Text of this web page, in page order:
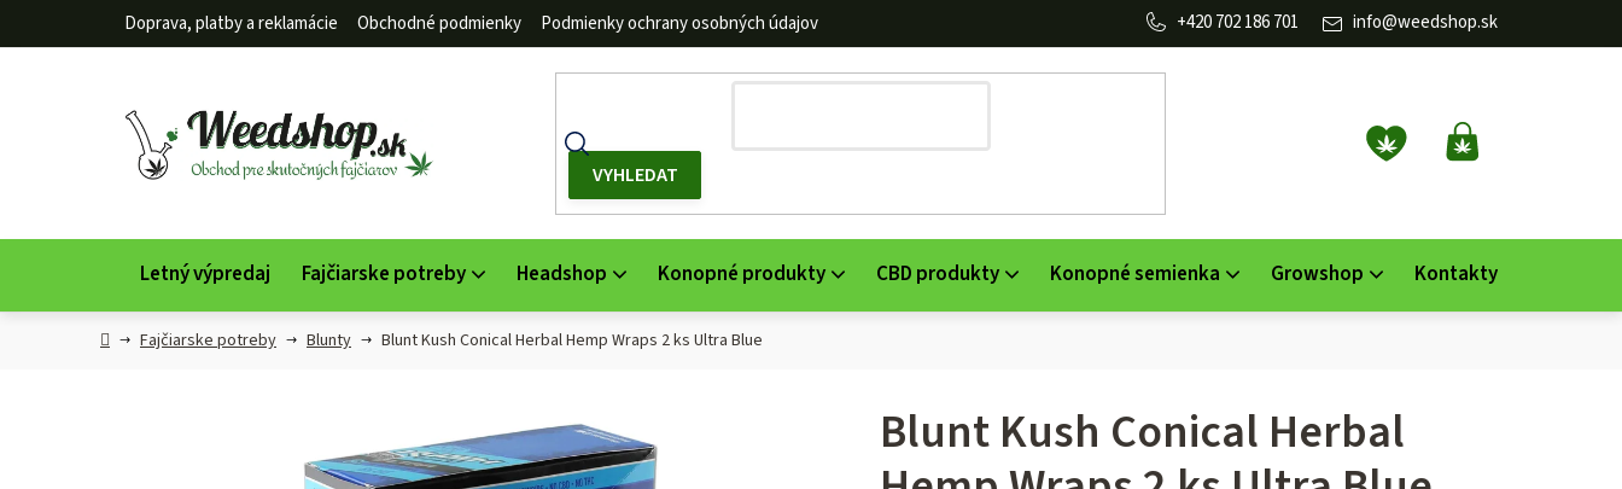
Doprava, platby a reklamácie Obchodné podmienky Podmienky ochrany osobných údajov info@weedshop.sk
702 186 701
NÁKUPNÝ
KOŠÍK
Letný výpredaj Fajčiarske potreby Headshop Konopné produkty CBD produkty Konopné semienka Growshop Kontakty
DomovFajčiarske potreby Blunty Blunt Kush Conical Herbal Hemp Wraps 2 ks Ultra Blue
Blunt Kush Conical Herbal